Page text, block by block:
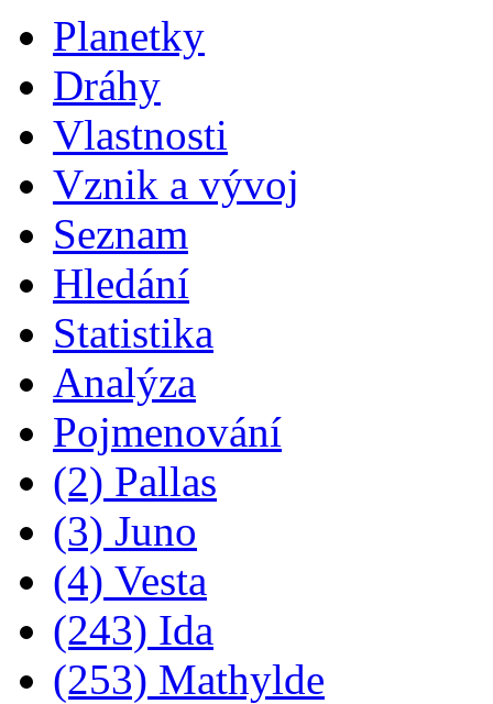
Planetky
Dráhy
Vlastnosti
Vznik a vývoj
Seznam
Hledání
Statistika
Analýza
Pojmenování
(2) Pallas
(3) Juno
(4) Vesta
(243) Ida
(253) Mathylde